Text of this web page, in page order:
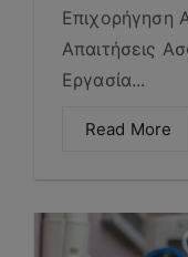
Επιχορήγηση
Απαιτήσεις
Εργασία...
Read More